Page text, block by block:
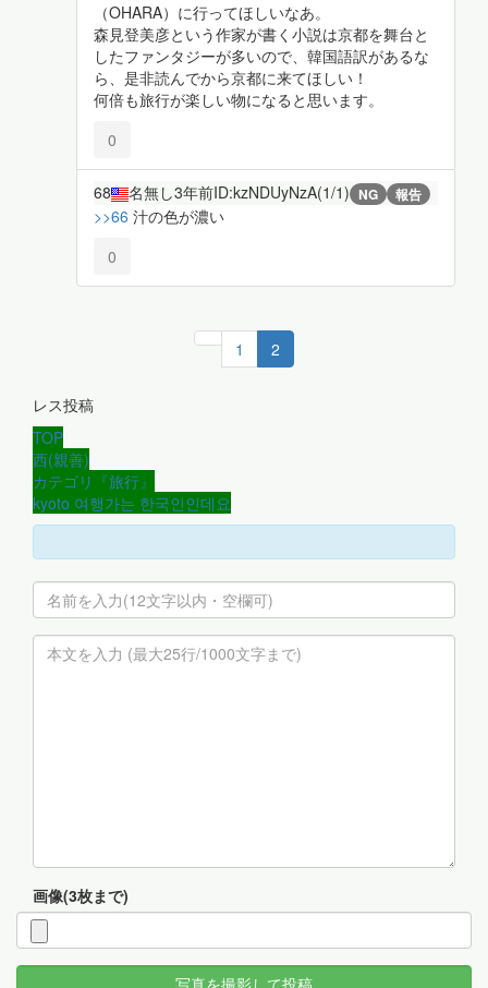
（OHARA）に行ってほしいなあ。
森見登美彦という作家が書く小説は京都を舞台と
したファンタジーが多いので、韓国語訳があるな
ら、是非読んでから京都に来てほしい！
何倍も旅行が楽しい物になると思います。
0
68 名無し3年前ID:kzNDUyNzA(1/1) NG 報告
>>66 汁の色が濃い
0
1 2
レス投稿
TOP
西(親善)
カテゴリ『旅行』
kyoto 여행가는 한국인인데요
画像(3枚まで)